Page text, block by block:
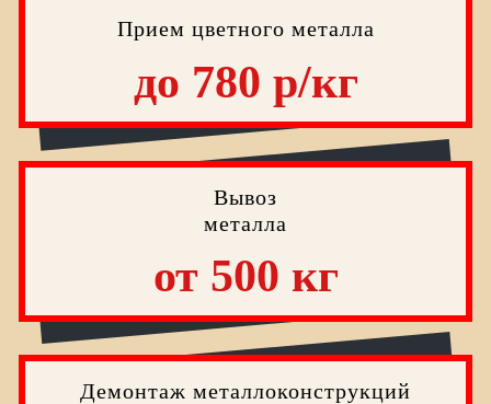
Прием цветного металла
до 780 р/кг
Вывоз
металла
от 500 кг
Демонтаж металлоконструкций